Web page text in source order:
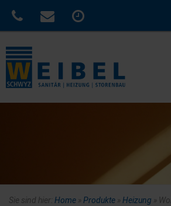
Sie sind hier: Home » Produkte » Heizung »